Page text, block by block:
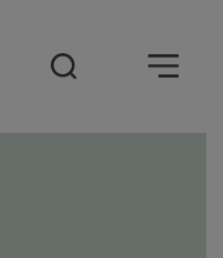
Öppna sök
Öppna meny